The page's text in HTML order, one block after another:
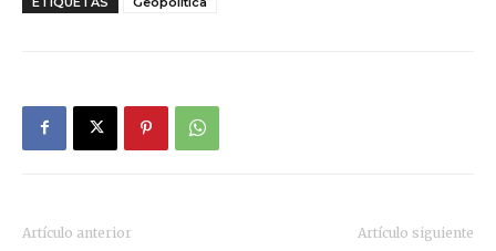
Artículo anterior Artículo siguiente